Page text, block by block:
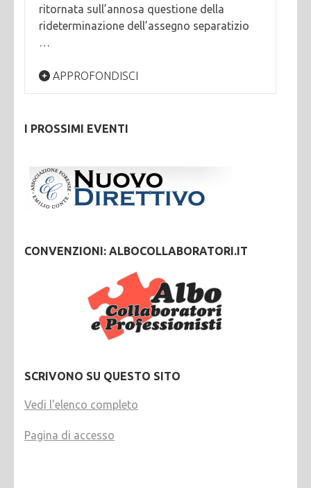
ritornata sull’annosa questione della
rideterminazione dell’assegno separatizio
…
APPROFONDISCI
I PROSSIMI EVENTI
CONVENZIONI: ALBOCOLLABORATORI.IT
SCRIVONO SU QUESTO SITO
Vedi l'elenco completo
Pagina di accesso